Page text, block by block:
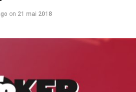
on 21 mai 2018